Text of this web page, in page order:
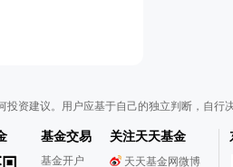
资建议。用户应基于自己的独立判断，自行
基金交易
基金开户
关注天天基金
天天基金网微博